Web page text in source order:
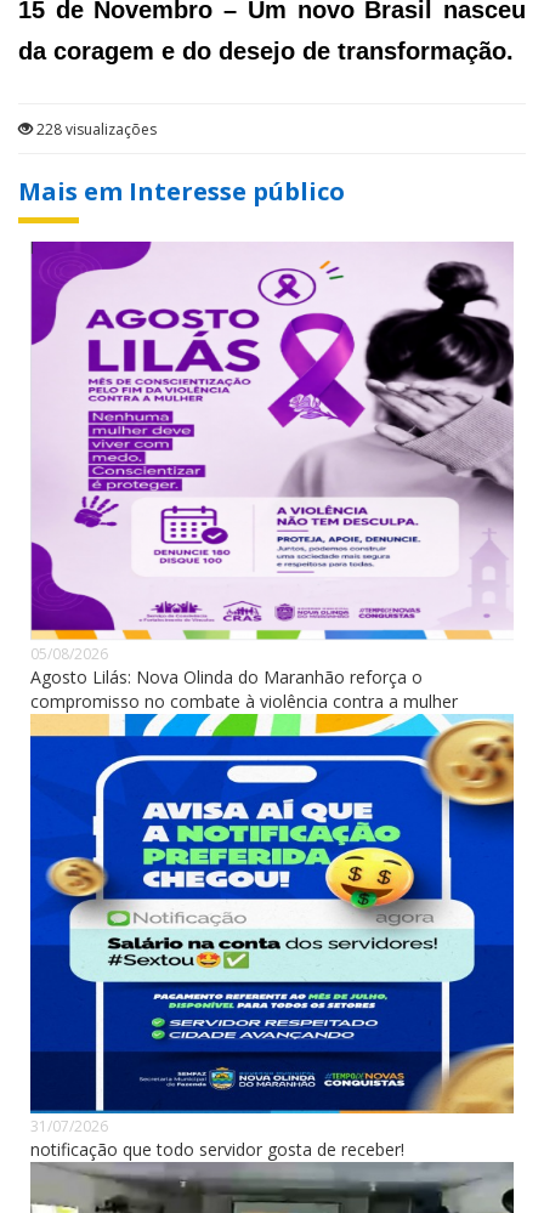
15 de Novembro – Um novo Brasil nasceu
da coragem e do desejo de transformação.
228 visualizações
Mais em Interesse público
05/08/2026
Agosto Lilás: Nova Olinda do Maranhão reforça o
compromisso no combate à violência contra a mulher
31/07/2026
notificação que todo servidor gosta de receber!